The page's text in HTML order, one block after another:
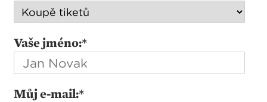
Vaše jméno:*
Můj e-mail:*